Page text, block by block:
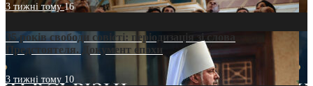
3 тижні тому16
35 років свободи совісті: періодизація зі слова
Предстоятеля. Документ епохи
3 тижні тому 10